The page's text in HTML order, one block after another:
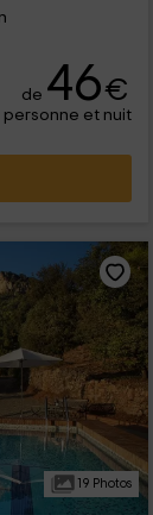
de 46€
personne et nuit
19 Photos